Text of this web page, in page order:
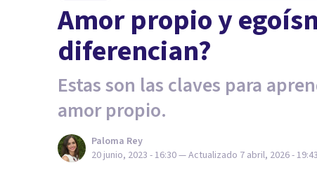
Amor propio y
diferencian?
Estas son las claves para
amor propio.
Paloma Rey
20 junio, 2023 - 16:30— Actualizado 7 abril, 2026 - 19:43